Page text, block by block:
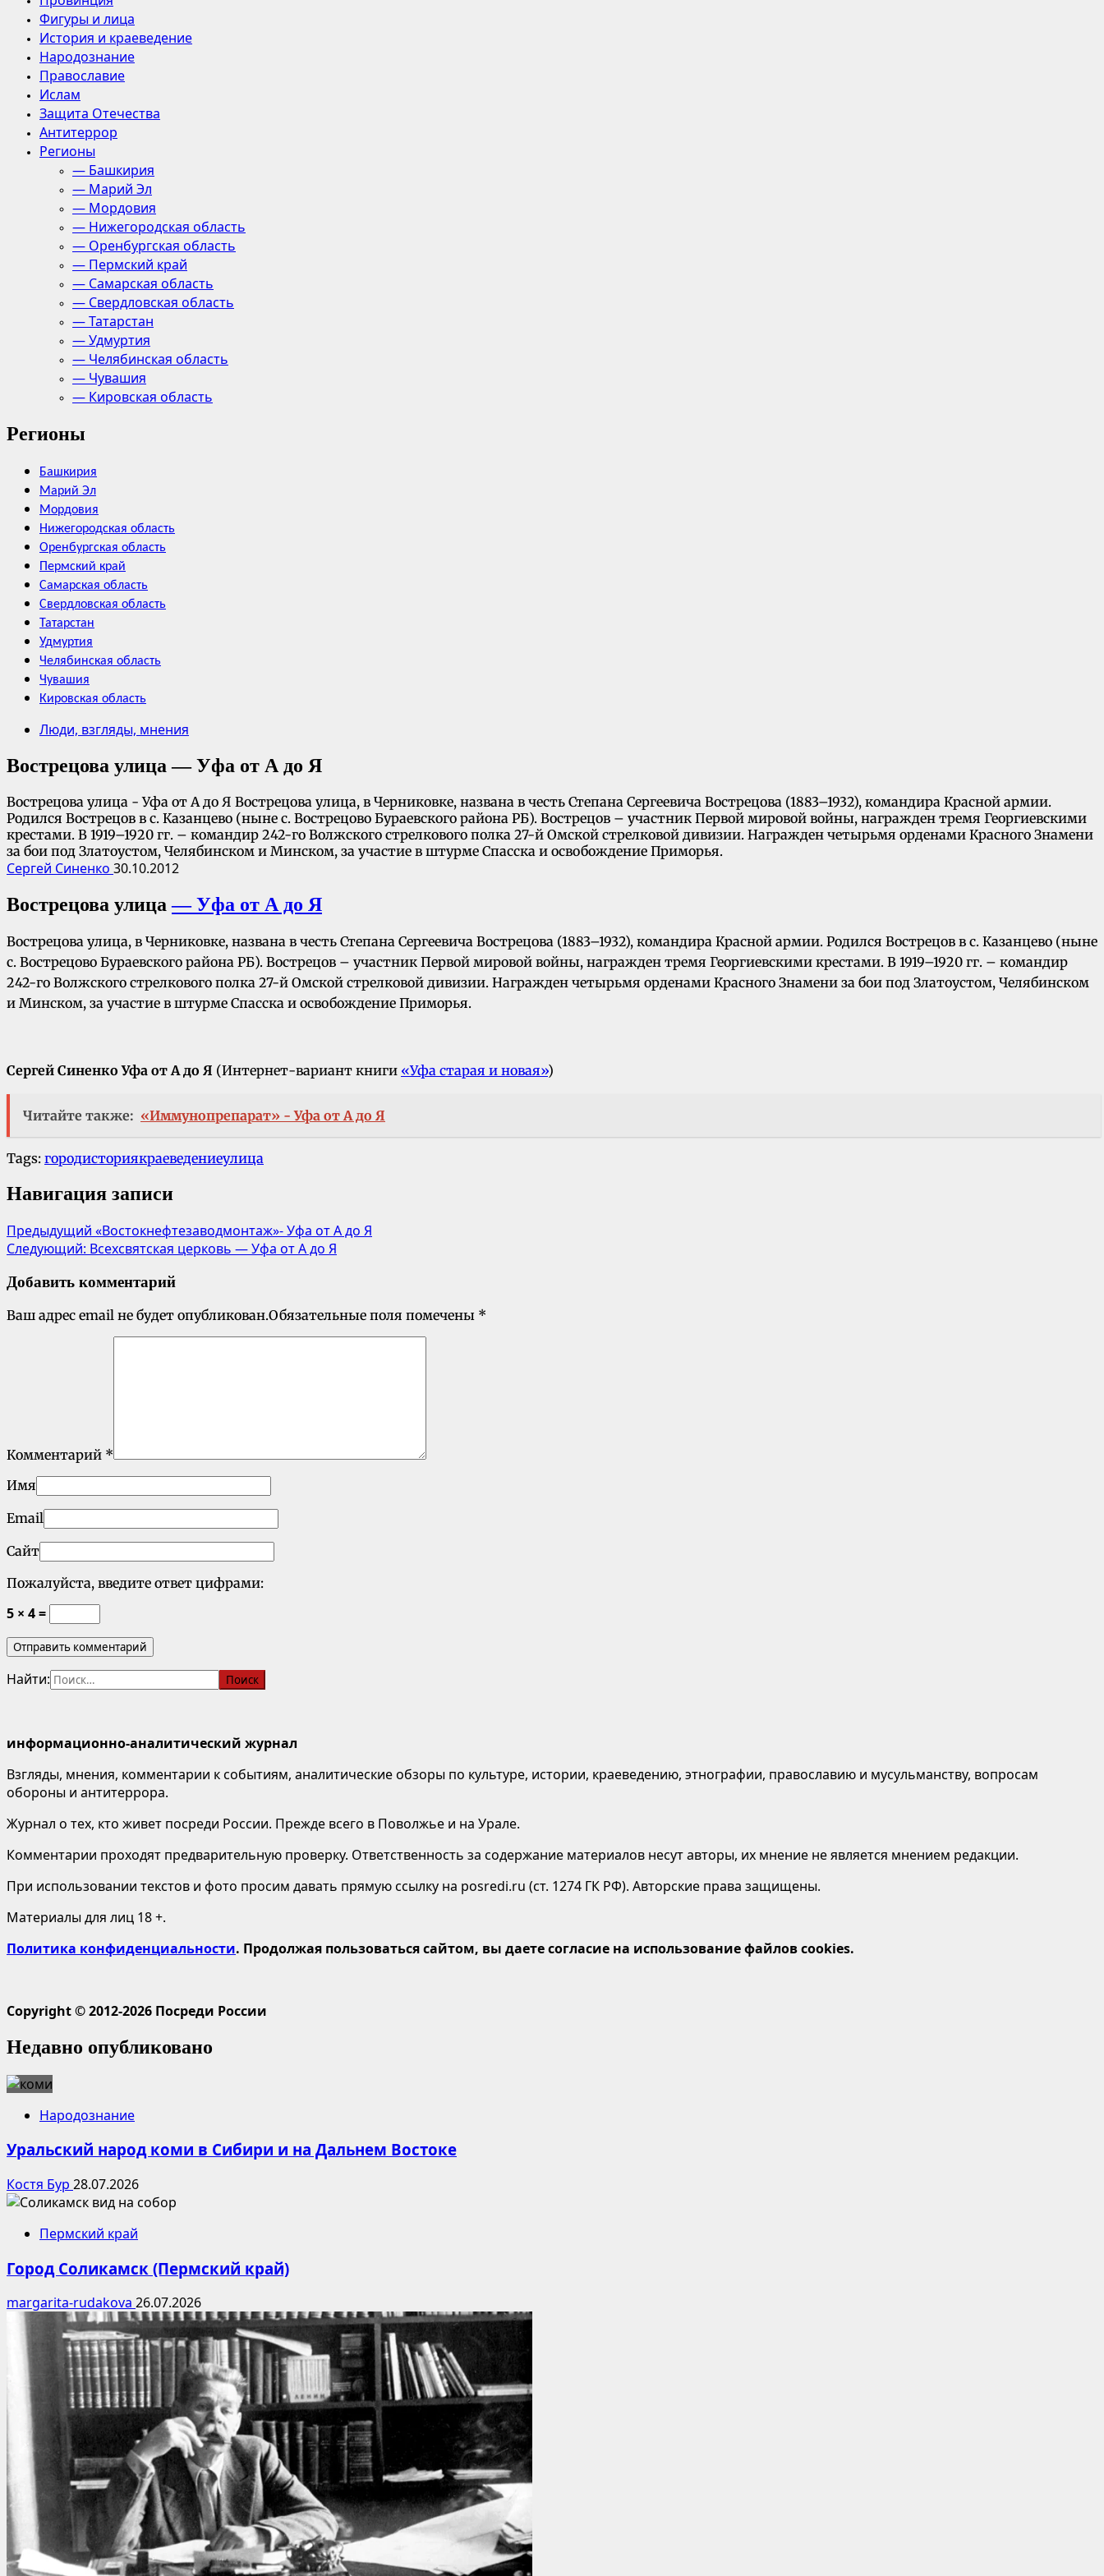
Фигуры и лица
История и краеведение
Народознание
Православие
Ислам
Защита Отечества
Антитеррор
Регионы
— Башкирия
— Марий Эл
— Мордовия
— Нижегородская область
— Оренбургская область
— Пермский край
— Самарская область
— Свердловская область
— Татарстан
— Удмуртия
— Челябинская область
— Чувашия
— Кировская область
Регионы
Башкирия
Марий Эл
Мордовия
Нижегородская область
Оренбургская область
Пермский край
Самарская область
Свердловская область
Татарстан
Удмуртия
Челябинская область
Чувашия
Кировская область
Люди, взгляды, мнения
Вострецова улица — Уфа от А до Я
Вострецова улица - Уфа от А до Я Вострецова улица, в Черниковке, названа в честь Степана Сергеевича Вострецова (1883–1932), командира Красной армии.
Родился Вострецов в с. Казанцево (ныне с. Вострецово Бураевского района РБ). Вострецов – участник Первой мировой войны, награжден тремя Георгиевскими
крестами. В 1919–1920 гг. – командир 242-го Волжского стрелкового полка 27-й Омской стрелковой дивизии. Награжден четырьмя орденами Красного Знамени
за бои под Златоустом, Челябинском и Минском, за участие в штурме Спасска и освобождение Приморья.
Сергей Синенко 30.10.2012
Вострецова улица— Уфа от А до Я
Вострецова улица, в Черниковке, названа в честь Степана Сергеевича Вострецова (1883–1932), командира Красной армии. Родился Вострецов в с. Казанцево (ныне
с. Вострецово Бураевского района РБ). Вострецов – участник Первой мировой войны, награжден тремя Георгиевскими крестами. В 1919–1920 гг. – командир
242-го Волжского стрелкового полка 27-й Омской стрелковой дивизии. Награжден четырьмя орденами Красного Знамени за бои под Златоустом, Челябинском
и Минском, за участие в штурме Спасска и освобождение Приморья.
Сергей Синенко Уфа от А до Я (Интернет-вариант книги «Уфа старая и новая»)
Читайте также: «Иммунопрепарат» - Уфа от А до Я
Tags: городисториякраеведениеулица
Навигация записи
Предыдущий «Востокнефтезаводмонтаж»- Уфа от А до Я
Следующий: Всехсвятская церковь — Уфа от А до Я
Добавить комментарий
Ваш адрес email не будет опубликован.Обязательные поля помечены *
Комментарий *
Имя
Email
Сайт
Пожалуйста, введите ответ цифрами:
5 × 4 =
Найти:
информационно-аналитический журнал
Взгляды, мнения, комментарии к событиям, аналитические обзоры по культуре, истории, краеведению, этнографии, православию и мусульманству, вопросам
обороны и антитеррора.
Журнал о тех, кто живет посреди России. Прежде всего в Поволжье и на Урале.
Комментарии проходят предварительную проверку. Ответственность за содержание материалов несут авторы, их мнение не является мнением редакции.
При использовании текстов и фото просим давать прямую ссылку на posredi.ru (ст. 1274 ГК РФ). Авторские права защищены.
Материалы для лиц 18 +.
Политика конфиденциальности. Продолжая пользоваться сайтом, вы даете согласие на использование файлов cookies.
Copyright © 2012-2026 Посреди России
Недавно опубликовано
Народознание
Уральский народ коми в Сибири и на Дальнем Востоке
Костя Бур 28.07.2026
Пермский край
Город Соликамск (Пермский край)
margarita-rudakova 26.07.2026